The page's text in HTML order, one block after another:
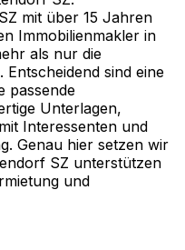
mit über 15 Jahren
Immobilienmakler in
als nur die
sind eine
passende
Unterlagen,
Interessenten und
Genau hier setzen wir
SZ unterstützen
und